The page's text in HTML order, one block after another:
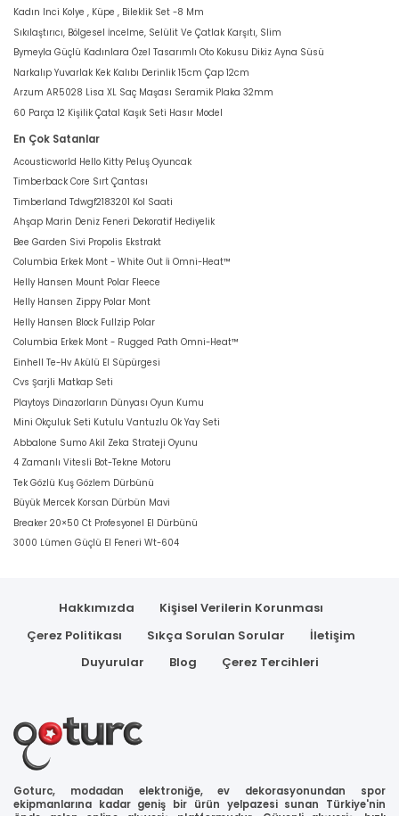
Kadın Inci Kolye , Küpe , Bileklik Set -8 Mm
Sıkılaştırıcı, Bölgesel İncelme, Selülit Ve Çatlak Karşıtı, Slim
Bymeyla Güçlü Kadınlara Özel Tasarımlı Oto Kokusu Dikiz Ayna Süsü
Narkalıp Yuvarlak Kek Kalıbı Derinlik 15cm Çap 12cm
Arzum AR5028 Lisa XL Saç Maşası Seramik Plaka 32mm
60 Parça 12 Kişilik Çatal Kaşık Seti Hasır Model
En Çok Satanlar
Acousticworld Hello Kitty Peluş Oyuncak
Timberback Core Sırt Çantası
Timberland Tdwgf2183201 Kol Saati
Ahşap Marin Deniz Feneri Dekoratif Hediyelik
Bee Garden Sivi Propolis Ekstrakt
Columbia Erkek Mont - White Out İi Omni-Heat™
Helly Hansen Mount Polar Fleece
Helly Hansen Zippy Polar Mont
Helly Hansen Block Fullzip Polar
Columbia Erkek Mont - Rugged Path Omni-Heat™
Einhell Te-Hv Akülü El Süpürgesi
Cvs Şarjli Matkap Seti
Playtoys Dinazorların Dünyası Oyun Kumu
Mini Okçuluk Seti Kutulu Vantuzlu Ok Yay Seti
Abbalone Sumo Akil Zeka Strateji Oyunu
4 Zamanlı Vitesli Bot-Tekne Motoru
Tek Gözlü Kuş Gözlem Dürbünü
Büyük Mercek Korsan Dürbün Mavi
Breaker 20×50 Ct Profesyonel El Dürbünü
3000 Lümen Güçlü El Feneri Wt-604
Hakkımızda
Kişisel Verilerin Korunması
Çerez Politikası
Sıkça Sorulan Sorular
İletişim
Duyurular
Blog Çerez Tercihleri
Goturc, modadan elektroniğe, ev dekorasyonundan spor
ekipmanlarına kadar geniş bir ürün yelpazesi sunan Türkiye'nin